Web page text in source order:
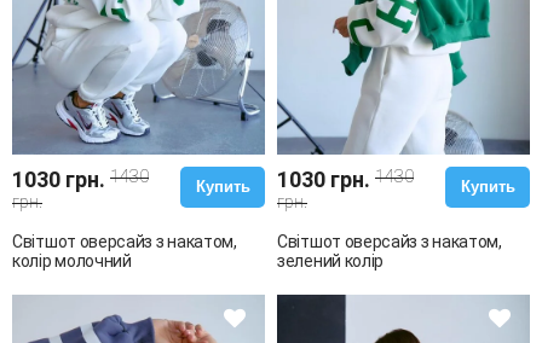
1030 грн. 1430
грн.
Купить
Світшот оверсайз з накатом,
колір молочний
1030 грн. 1430
грн.
Купить
Світшот оверсайз з накатом,
зелений колір